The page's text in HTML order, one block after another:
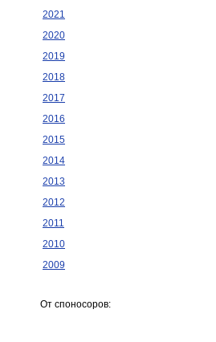
2021
2020
2019
2018
2017
2016
2015
2014
2013
2012
2011
2010
2009
От споносоров: